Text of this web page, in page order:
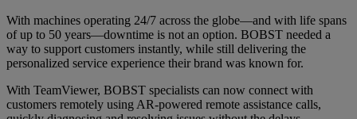
With machines operating 24/7 across the globe—and with life spans
of up to 50 years—downtime is not an option. BOBST needed a
way to support customers instantly, while still delivering the
personalized service experience their brand was known for.
With TeamViewer, BOBST specialists can now connect with
customers remotely using AR-powered remote assistance calls,